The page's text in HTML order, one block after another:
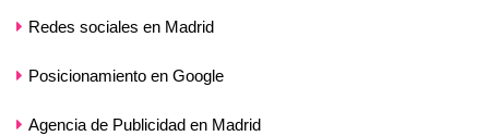
Redes sociales en Madrid
Posicionamiento en Google
Agencia de Publicidad en Madrid